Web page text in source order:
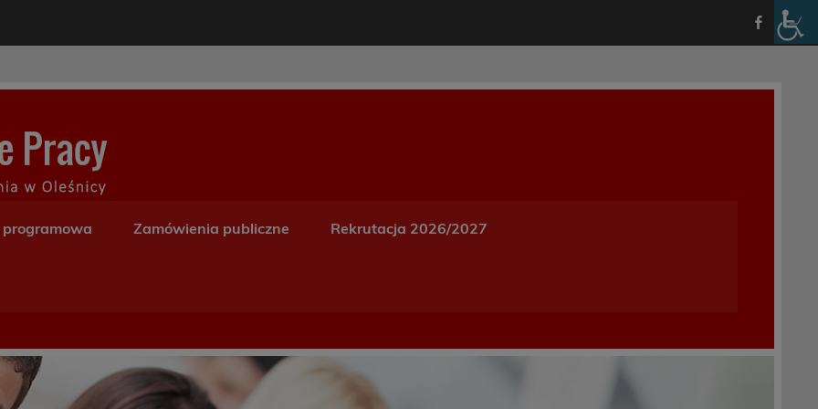
Zamówienia publiczne Rekrutacja 2026/2027